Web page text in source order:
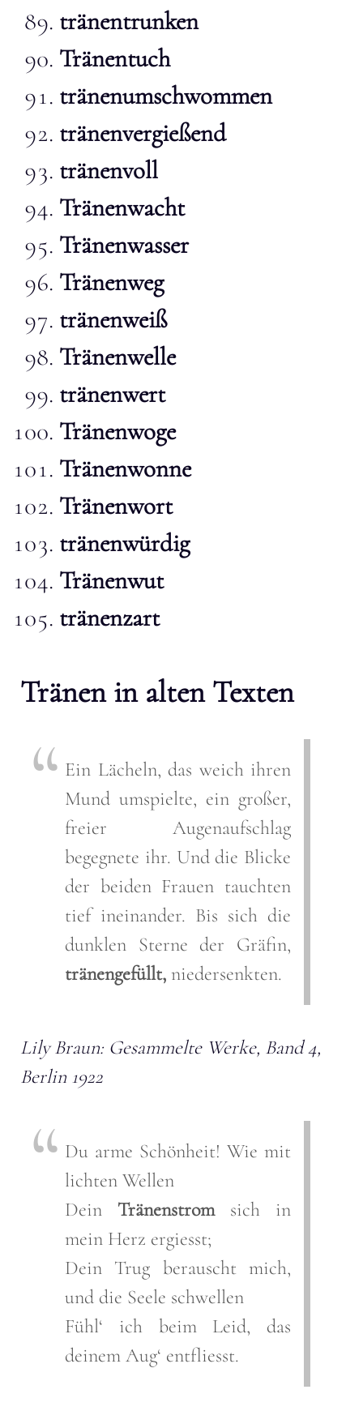
tränentrunken
Tränentuch
tränenumschwommen
tränenvergießend
tränenvoll
Tränenwacht
Tränenwasser
Tränenweg
tränenweiß
Tränenwelle
tränenwert
Tränenwoge
Tränenwonne
Tränenwort
tränenwürdig
Tränenwut
tränenzart
Tränen in alten Texten
Ein Lächeln, das weich ihren
Mund umspielte, ein großer,
freier Augenaufschlag
begegnete ihr. Und die Blicke
der beiden Frauen tauchten
tief ineinander. Bis sich die
dunklen Sterne der Gräfin,
tränengefüllt, niedersenkten.
Lily Braun: Gesammelte Werke, Band 4,
Berlin 1922
Du arme Schönheit! Wie mit
lichten Wellen
Dein Tränenstromsich in
mein Herz ergiesst;
Dein Trug berauscht mich,
und die Seele schwellen
Fühl‘ ich beim Leid, das
deinem Aug‘ entfliesst.